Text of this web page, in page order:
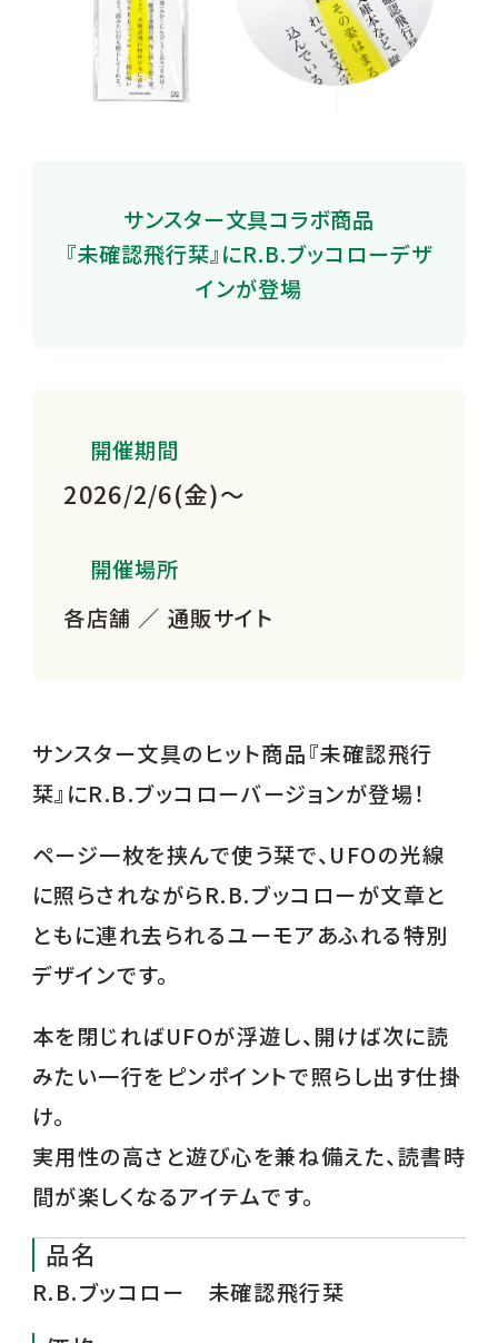
サンスター文具コラボ商品
『未確認飛行栞』にR.B.ブッコローデザ
インが登場
開催期間
2026/2/6(金)～
開催場所
各店舗 ／ 通販サイト
サンスター文具のヒット商品『未確認飛行
栞』にR.B.ブッコローバージョンが登場！
ページ一枚を挟んで使う栞で、UFOの光線
に照らされながらR.B.ブッコローが文章と
ともに連れ去られるユーモアあふれる特別
デザインです。
本を閉じればUFOが浮遊し、開けば次に読
みたい一行をピンポイントで照らし出す仕掛
け。
実用性の高さと遊び心を兼ね備えた、読書時
間が楽しくなるアイテムです。
品名
R.B.ブッコロー 未確認飛行栞